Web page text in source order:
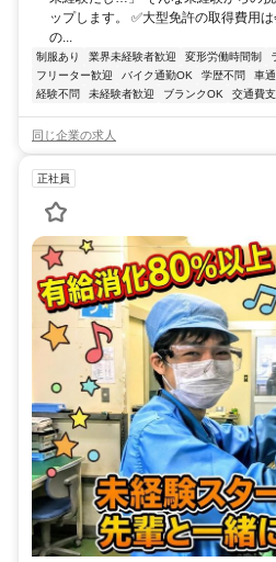
ップします。 ✅大型免許の取得費用
の...
制服あり 業界未経験者歓迎 変形労働時間制
フリーター歓迎
バイク通勤OK 学歴不問 車
経験不問
未経験者歓迎 ブランクOK 交通費
同じ企業の求人
正社員